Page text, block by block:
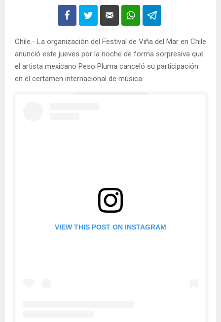
Chile.- La organización del Festival de Viña del Mar en Chile
anunció este jueves por la noche de forma sorpresiva que
el artista mexicano Peso Pluma canceló su participación
en el certamen internacional de música.
VIEW THIS POST ON INSTAGRAM